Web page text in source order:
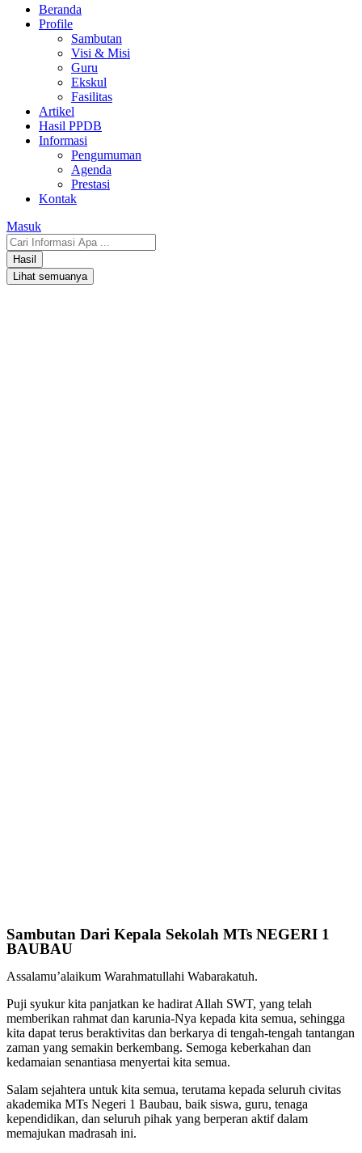
Beranda
Profile
Sambutan
Visi & Misi
Guru
Ekskul
Fasilitas
Artikel
Hasil PPDB
Informasi
Pengumuman
Agenda
Prestasi
Kontak
Masuk
Hasil
Lihat semuanya
Sambutan Dari Kepala Sekolah MTs NEGERI 1
BAUBAU
Assalamu’alaikum Warahmatullahi Wabarakatuh.
Puji syukur kita panjatkan ke hadirat Allah SWT, yang telah
memberikan rahmat dan karunia-Nya kepada kita semua, sehingga
kita dapat terus beraktivitas dan berkarya di tengah-tengah tantangan
zaman yang semakin berkembang. Semoga keberkahan dan
kedamaian senantiasa menyertai kita semua.
Salam sejahtera untuk kita semua, terutama kepada seluruh civitas
akademika MTs Negeri 1 Baubau, baik siswa, guru, tenaga
kependidikan, dan seluruh pihak yang berperan aktif dalam
memajukan madrasah ini.